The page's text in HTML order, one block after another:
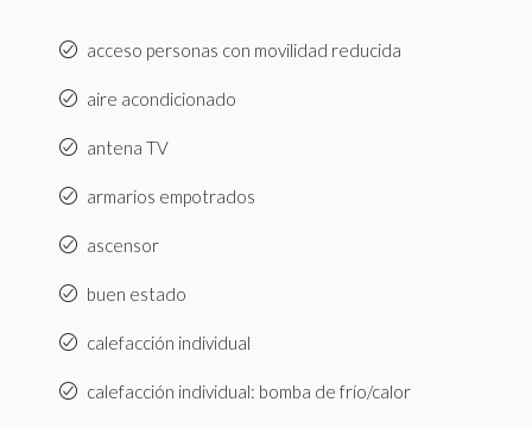
acceso personas con movilidad reducida
aire acondicionado
antena TV
armarios empotrados
ascensor
buen estado
calefacción individual
calefacción individual: bomba de frío/calor